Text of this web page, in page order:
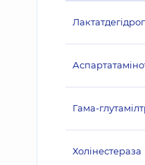
Гама-
Холінестераза